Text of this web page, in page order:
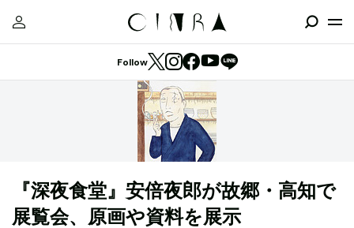
Follow
『深夜食堂』安倍夜郎が故郷・高知で
展覧会、原画や資料を展示